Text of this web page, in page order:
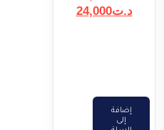
الأصلي
د.ت24,000السعر
إضافة
إلى